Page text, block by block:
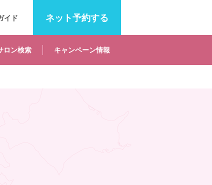
ネット予約する
ロン検索 キャンペーン情報
イド